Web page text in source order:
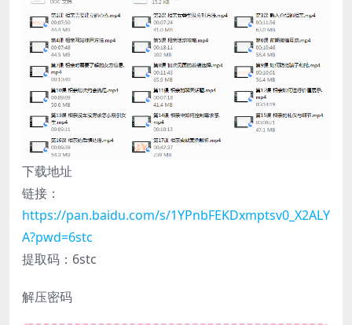
下载地址
链接：
https://pan.baidu.com/s/1YPnbFEKDxmptsv0_X2ALY
A?pwd=6stc
提取码：6stc
解压密码